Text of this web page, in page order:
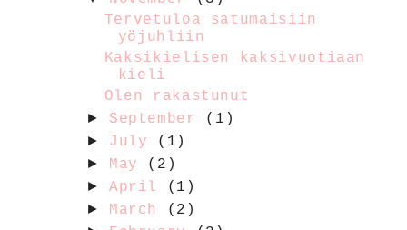
Tervetuloa satumaisiin
yöjuhliin
Kaksikielisen kaksivuotiaan
kieli
Olen rakastunut
► September (1)
► July (1)
► May (2)
► April (1)
► March (2)